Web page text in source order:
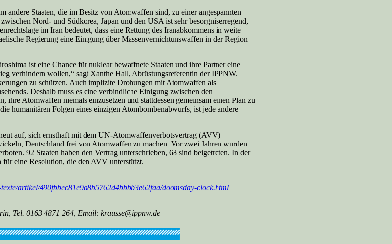
andere Staaten, die im Besitz von Atomwaffen sind, zu einer angespannten
Nord- und Südkorea, Japan und den USA ist sehr besorgniserregend,
im Iran bedeutet, dass eine Rettung des Iranabkommens in weite
Regierung eine Einigung über Massenvernichtunswaffen in der Region
ist eine Chance für nuklear bewaffnete Staaten und ihre Partner eine
verhindern wollen,“ sagt Xanthe Hall, Abrüstungsreferentin der IPPNW.
zu schützen. Auch implizite Drohungen mit Atomwaffen als
Deshalb muss es eine verbindliche Einigung zwischen den
ihre Atomwaffen niemals einzusetzen und stattdessen gemeinsam einen Plan zu
humanitären Folgen eines einzigen Atombombenabwurfs, ist jede andere
auf, sich ernsthaft mit dem UN-Atomwaffenverbotsvertrag (AVV)
Deutschland frei von Atomwaffen zu machen. Vor zwei Jahren wurden
92 Staaten haben den Vertrag unterschrieben, 68 sind beigetreten. In der
eine Resolution, die den AVV unterstützt.
artikel/490fbbec81e9a8b5762d4bbbb3e62faa/doomsday-clock.html
Tel. 0163 4871 264, Email: krausse@ippnw.de